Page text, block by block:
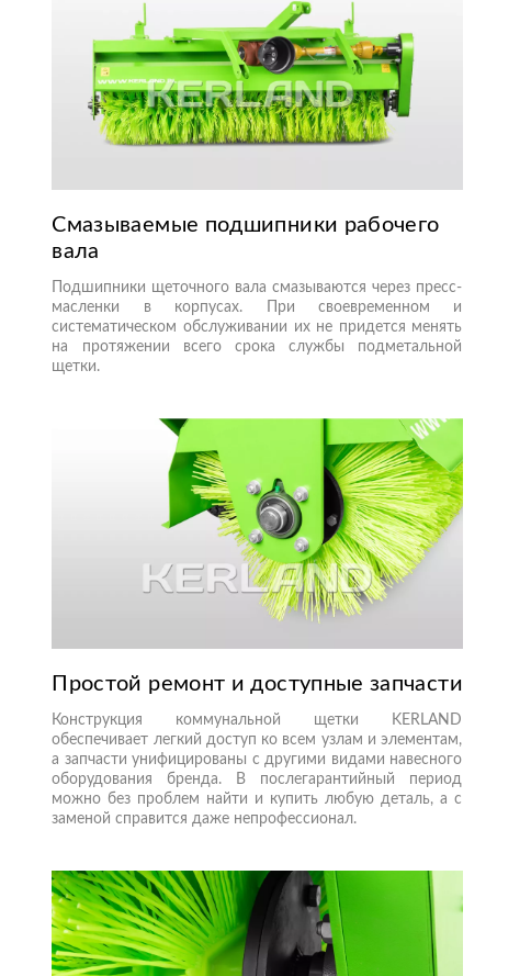
Смазываемые подшипники рабочего
вала
Подшипники щеточного вала смазываются через пресс-
масленки в корпусах. При своевременном и
систематическом обслуживании их не придется менять
на протяжении всего срока службы подметальной
щетки.
Простой ремонт и доступные запчасти
Конструкция коммунальной щетки KERLAND
обеспечивает легкий доступ ко всем узлам и элементам,
а запчасти унифицированы с другими видами навесного
оборудования бренда. В послегарантийный период
можно без проблем найти и купить любую деталь, а с
заменой справится даже непрофессионал.